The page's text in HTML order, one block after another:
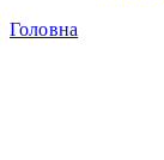
Головна